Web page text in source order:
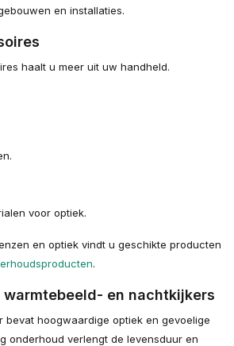
en installaties.
haalt u meer uit uw handheld.
voor optiek.
en optiek vindt u geschikte producten
.
warmtebeeld- en nachtkijkers
bevat hoogwaardige optiek en gevoelige
onderhoud verlengt de levensduur en